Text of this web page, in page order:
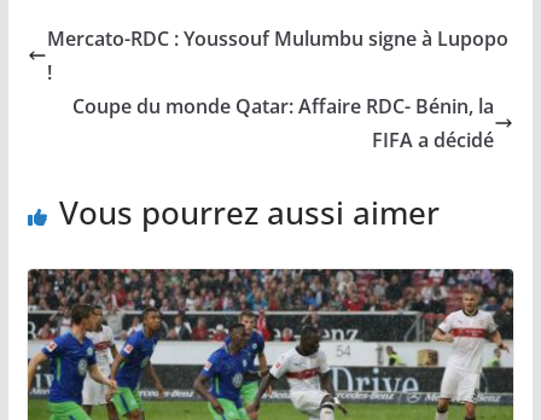
Mercato-RDC : Youssouf Mulumbu signe à Lupopo
!
Coupe du monde Qatar: Affaire RDC- Bénin, la
FIFA a décidé
Vous pourrez aussi aimer